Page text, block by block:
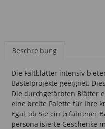
Beschreibung
Die Faltblätter intensiv
Bastelprojekte geeignet.
Die durchgefärbten Blätter
eine breite Palette für Ihre
Egal, ob Sie ein erfahrener
personalisierte Geschenke